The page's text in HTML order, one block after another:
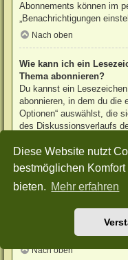
Diese Website nutzt
bestmöglichen
bieten. Mehr erfahren
Abonnements können im
„Benachrichtigungen
Nach oben
Wie kann ich ein
Thema abonnieren?
Du kannst ein
abonnieren, in dem du die
Optionen“ auswählst, die
des Diskussionsverlaufs
benachrichtigen, sobald
wird das Thema ebenfalls
Nach oben
Wie kann ich ein Forum
Um ein Forum zu
abonnieren“, der sich
Nach oben